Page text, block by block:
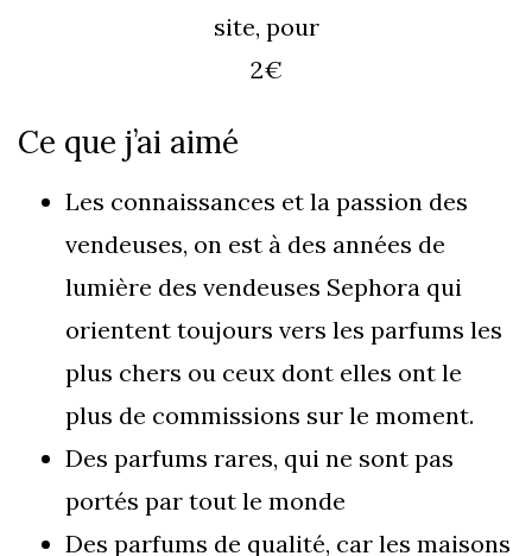
site, pour
2€
Ce que j’ai aimé
Les connaissances et la passion des
vendeuses, on est à des années de
lumière des vendeuses Sephora qui
orientent toujours vers les parfums les
plus chers ou ceux dont elles ont le
plus de commissions sur le moment.
Des parfums rares, qui ne sont pas
portés par tout le monde
Des parfums de qualité, car les maisons